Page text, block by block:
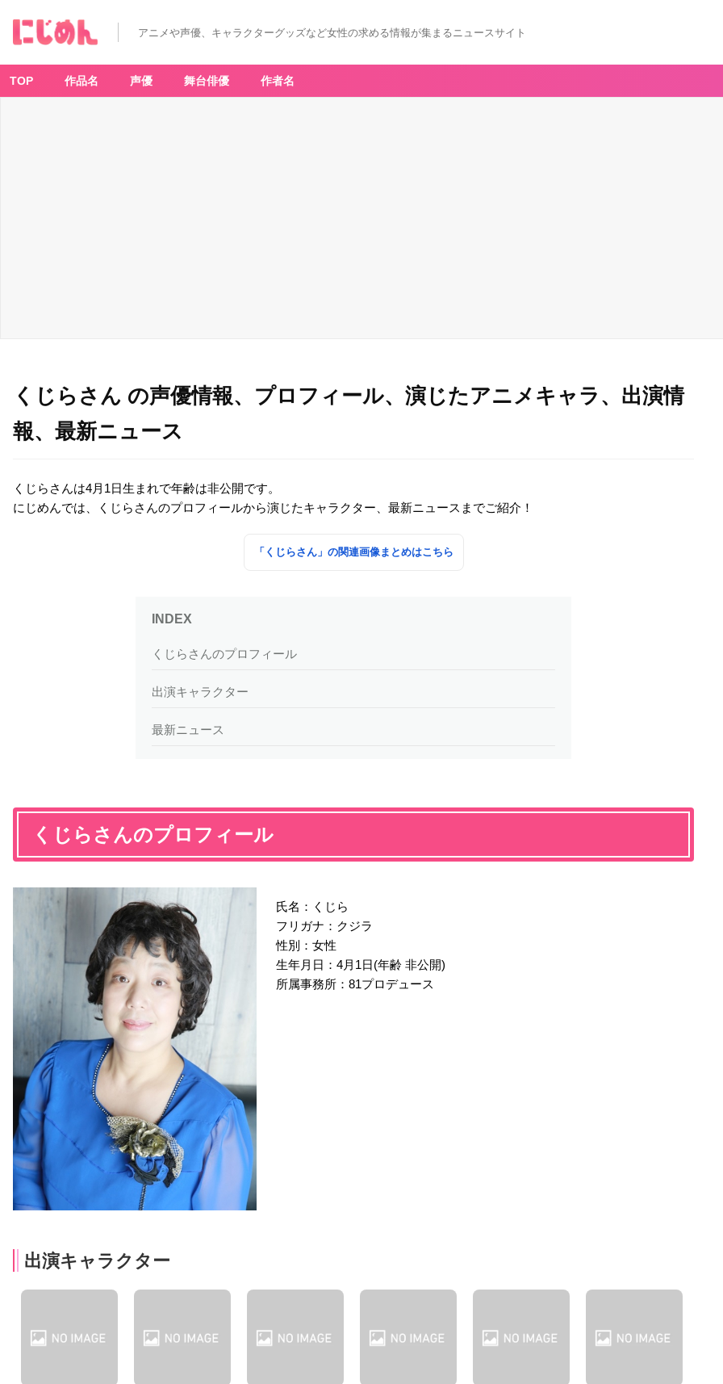
アニメや声優、キャラクターグッズなど女性の求める情報が集まるニュースサイト
TOP 作品名 声優 舞台俳優 作者名
くじらさん の声優情報、プロフィール、演じたアニメキャラ、出演情
報、最新ニュース
くじらさんは4月1日生まれで年齢は非公開です。
にじめんでは、くじらさんのプロフィールから演じたキャラクター、最新ニュースまでご紹介！
「くじらさん」の関連画像まとめはこちら
くじらさんのプロフィール
出演キャラクター
最新ニュース
くじらさんのプロフィール
氏名：くじら
フリガナ：クジラ
性別：女性
生年月日：4月1日(年齢 非公開)
所属事務所：81プロデュース
出演キャラクター